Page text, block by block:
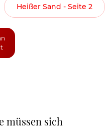
Heißer Sand - Seite 2
müssen sich